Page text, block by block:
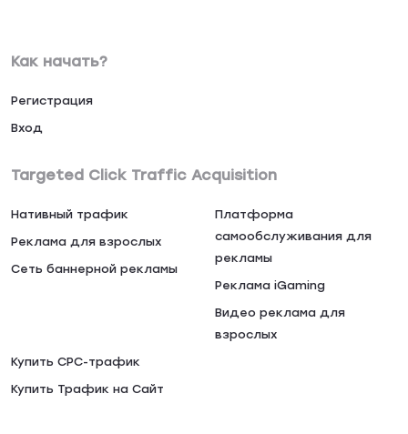
Как начать?
Регистрация
Вход
Targeted Click Traffic Acquisition
Нативный трафик
Реклама для взрослых
Сеть баннерной рекламы
Платформа
самообслуживания для
рекламы
Реклама iGaming
Видео реклама для
взрослых
Купить CPC-трафик
Купить Трафик на Сайт